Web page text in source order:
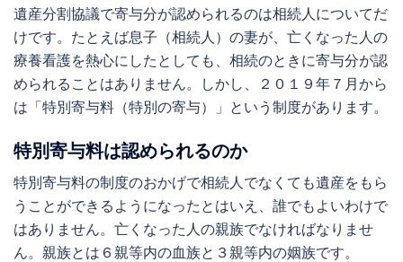
遺産分割協議で寄与分が認められるのは相続人についてだ
けです。たとえば息子（相続人）の妻が、亡くなった人の
療養看護を熱心にしたとしても、相続のときに寄与分が認
められることはありません。しかし、２０１９年７月から
は「特別寄与料（特別の寄与）」という制度があります。
特別寄与料は認められるのか
特別寄与料の制度のおかげで相続人でなくても遺産をもら
うことができるようになったとはいえ、誰でもよいわけで
はありません。亡くなった人の親族でなければなりませ
ん。親族とは６親等内の血族と３親等内の姻族です。